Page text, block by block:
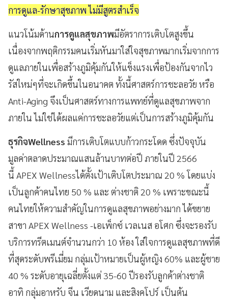
การดูแล-รักษาสุขภาพ ไม่มีสูตรสำเร็จ
แนวโน้มด้านการดูแลสุขภาพมีอัตราการเติบโตสูงขึ้น
เนื่องจากพฤติกรรมคนเริ่มหันมาใส่ใจสุขภาพมากเริ่มจากการ
ดูแลภายในเพื่อสร้างภูมิคุ้มกันให้แข็งแรงเพื่อป้องกันจากไว
รัสใหม่ๆที่จะเกิดขึ้นในอนาคต ทั้งนี้ศาสตร์การชะลอวัย หรือ
Anti-Aging จึงเป็นศาสตร์ทางการแพทย์ที่ดูแลสุขภาพจาก
ภายใน ไม่ใช่ได้ผลแค่การชะลอวัยแต่เป็นการสร้างภูมิคุ้มกัน
ธุรกิจWellness มีการเติบโตแบบก้าวกระโดด ซึ่งปัจจุบัน
มูลค่าตลาดประมาณแสนล้านบาทต่อปี ภายในปี 2566
นี้ APEX Wellnessได้ตั้งเป้าเติบโตประมาณ 20 % โดยแบ่ง
เป็นลูกค้าคนไทย 50 % และ ต่างชาติ 20 % เพราะขณะนี้
คนไทยให้ความสำคัญในการดูแลสุขภาพอย่างมาก ได้ขยาย
สาขา APEX Wellness -เอเพ็กซ์ เวลเนส อโศก ซึ่งจะรองรับ
บริการทรีตเมนต์จำนวนกว่า 10 ห้อง ใส่ใจการดูแลสุขภาพที่ดี
ที่สุดระดับพรีเมี่ยม กลุ่มเป้าหมายเป็นผู้หญิง 60% และผู้ชาย
40 % ระดับอายุเฉลี่ยตั้งแต่ 35-60 ปีรองรับลูกค้าต่างชาติ
อาทิ กลุ่มอาหรับ จีน เวียดนาม และสิงคโปร์ เป็นต้น